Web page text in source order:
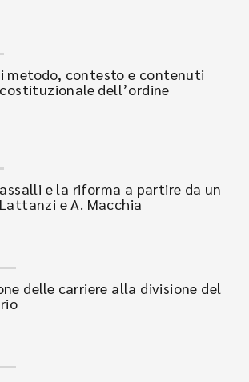
metodo, contesto e contenuti
dell’ordine
e la riforma a partire da un
e A. Macchia
delle carriere alla divisione del